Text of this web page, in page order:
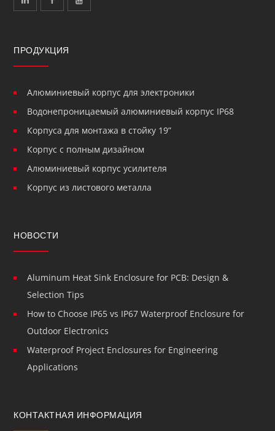
ПРОДУКЦИЯ
Алюминиевый корпус для электроники
Водонепроницаемый алюминиевый корпус IP68
Корпуса для монтажа в стойку 19”
Корпус с полным дизайном
Алюминиевый корпус усилителя
Корпус из листового металла
НОВОСТИ
Aluminum Heat Sink Enclosure for PCB: Design &
Selection Tips
How to Choose IP65 vs IP67 Waterproof Enclosure for
Outdoor Electronics
Waterproof Project Enclosures for Engineering
Applications
КОНТАКТНАЯ ИНФОРМАЦИЯ